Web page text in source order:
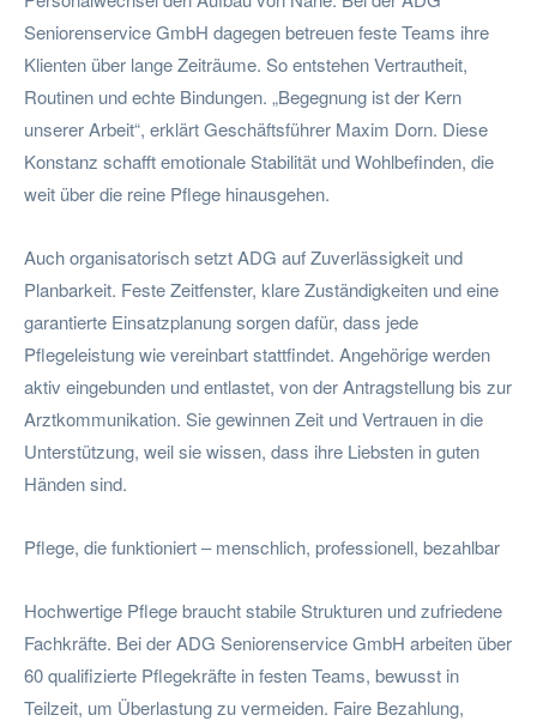
Seniorenservice GmbH dagegen betreuen feste Teams ihre
Klienten über lange Zeiträume. So entstehen Vertrautheit,
Routinen und echte Bindungen. „Begegnung ist der Kern
unserer Arbeit“, erklärt Geschäftsführer Maxim Dorn. Diese
Konstanz schafft emotionale Stabilität und Wohlbefinden, die
weit über die reine Pflege hinausgehen.
Auch organisatorisch setzt ADG auf Zuverlässigkeit und
Planbarkeit. Feste Zeitfenster, klare Zuständigkeiten und eine
garantierte Einsatzplanung sorgen dafür, dass jede
Pflegeleistung wie vereinbart stattfindet. Angehörige werden
aktiv eingebunden und entlastet, von der Antragstellung bis zur
Arztkommunikation. Sie gewinnen Zeit und Vertrauen in die
Unterstützung, weil sie wissen, dass ihre Liebsten in guten
Händen sind.
Pflege, die funktioniert – menschlich, professionell, bezahlbar
Hochwertige Pflege braucht stabile Strukturen und zufriedene
Fachkräfte. Bei der ADG Seniorenservice GmbH arbeiten über
60 qualifizierte Pflegekräfte in festen Teams, bewusst in
Teilzeit, um Überlastung zu vermeiden. Faire Bezahlung,